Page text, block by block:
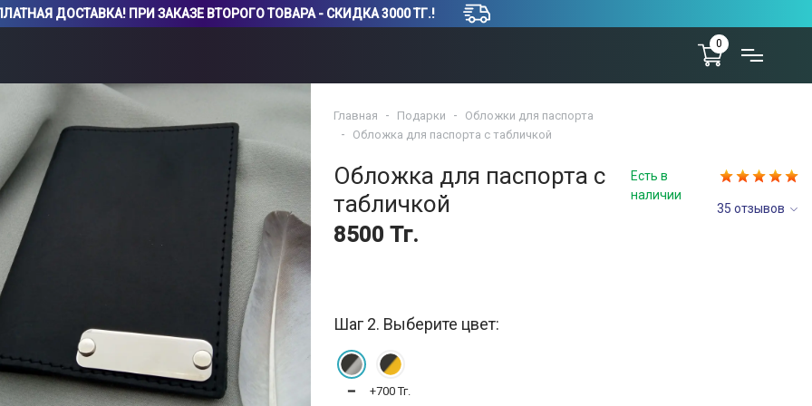
ДОСТАВКА! ПРИ ЗАКАЗЕ ВТОРОГО ТОВАРА - СКИДКА 3000 ТГ.!
0
Главная Подарки
Обложки для паспорта
Обложка для паспорта c табличкой
Обложка для паспорта c
табличкой
Есть в
наличии
35 отзывов
8500 Тг.
Шаг 2. Выберите цвет:
━ +700 Тг.